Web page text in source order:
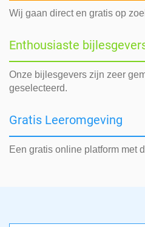
Wij gaan direct en gratis op
Enthousiaste
Onze bijlesgevers zijn zeer
geselecteerd.
Gratis Leeromgeving
Een gratis online platform met